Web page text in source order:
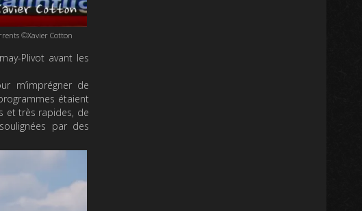
©Xavier Cotton
Plivot avant les
m’imprégner de
étaient
et très rapides, de
par des